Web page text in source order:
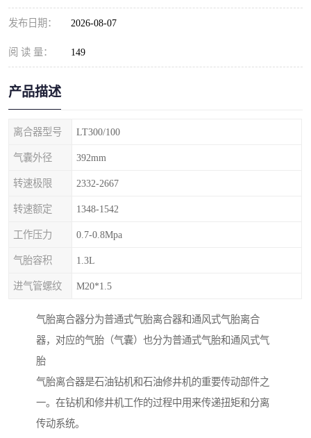
发布日期： 2026-08-07
阅 读 量： 149
产品描述
离合器型号 LT300/100
气囊外径 392mm
转速极限 2332-2667
转速额定 1348-1542
工作压力 0.7-0.8Mpa
气胎容积 1.3L
进气管螺纹 M20*1.5
气胎离合器分为普通式气胎离合器和通风式气胎离合
器，对应的气胎（气囊）也分为普通式气胎和通风式气
胎
气胎离合器是石油钻机和石油修井机的重要传动部件之
一。在钻机和修井机工作的过程中用来传递扭矩和分离
传动系统。